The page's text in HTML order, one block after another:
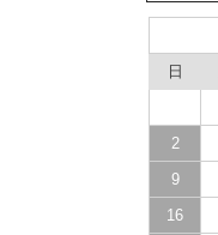
日
2
9
16